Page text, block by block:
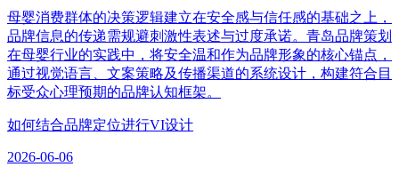
母婴消费群体的决策逻辑建立在安全感与信任感的基础之上，
品牌信息的传递需规避刺激性表述与过度承诺。青岛品牌策划
在母婴行业的实践中，将安全温和作为品牌形象的核心锚点，
通过视觉语言、文案策略及传播渠道的系统设计，构建符合目
标受众心理预期的品牌认知框架。
如何结合品牌定位进行VI设计
2026-06-06